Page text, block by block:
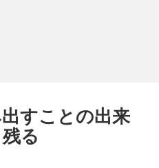
すことの出来
る